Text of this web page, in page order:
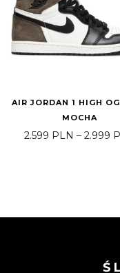
AIR JORDAN 1 HIGH
MOCHA
2.599 PLN – 2.999